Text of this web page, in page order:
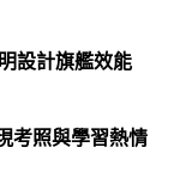
設計旗艦效能
考照與學習熱情